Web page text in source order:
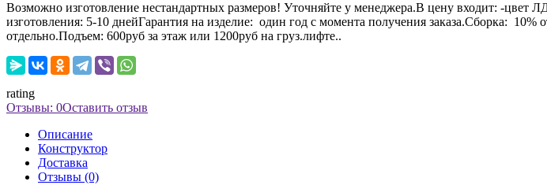
Возможно изготовление нестандартных размеров! Уточняйте у менеджера.В цену входит: -
изготовления: 5-10 днейГарантия на изделие: один год с момента получения заказа.Сборка:
отдельно.Подъем: 600руб за этаж или 1200руб на груз.лифте..
rating
Отзывы: 0Оставить отзыв
Описание
Конструктор
Доставка
Отзывы (0)